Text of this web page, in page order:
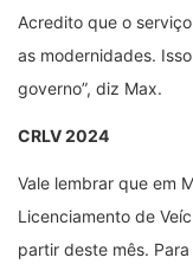
Acredito que o
as modernidades.
governo”, diz Max.
CRLV 2024
Vale lembrar que em
Licenciamento de
partir deste mês.